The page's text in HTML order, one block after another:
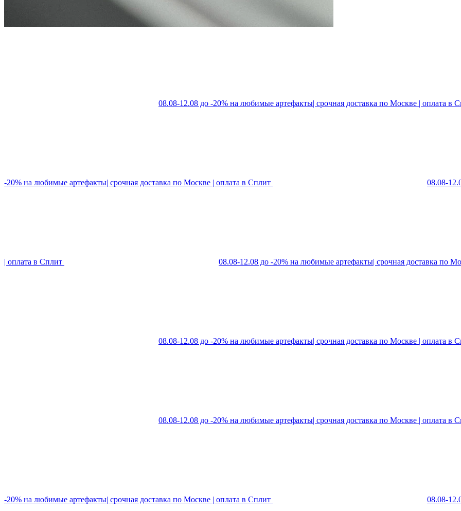
08.08-12.08 до -20% на любимые артефакты| срочная доставка по Москве | оплата в
-20% на любимые артефакты| срочная доставка по Москве | оплата в Сплит 08.08-
| оплата в Сплит 08.08-12.08 до -20% на любимые артефакты| срочная доставка по
08.08-12.08 до -20% на любимые артефакты| срочная доставка по Москве | оплата в
08.08-12.08 до -20% на любимые артефакты| срочная доставка по Москве | оплата в
-20% на любимые артефакты| срочная доставка по Москве | оплата в Сплит 08.08-